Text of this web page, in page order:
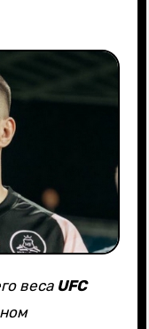
веса UFC